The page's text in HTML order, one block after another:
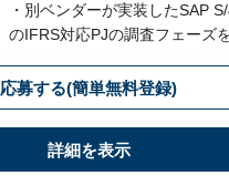
・別ベンダーが実装したSAP
のIFRS対応PJの調査フェーズ
改善方針提案までを推進
・調査フェーズは2026年10月
予定、その後2027年1月以降に
ェーズへ移行予定
応募する(簡単無料登録)
詳細を表示